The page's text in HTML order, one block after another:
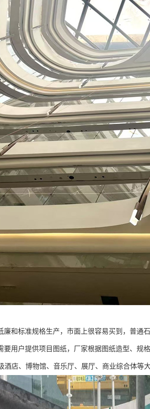
廉和标准规格生产，市面上很容易买到，普通
要用户提供项目图纸，厂家根据图纸造型、规
酒店、博物馆、音乐厅、展厅、商业综合体等